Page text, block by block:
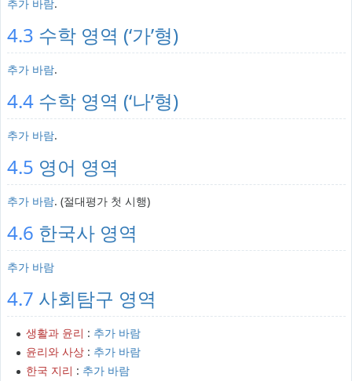
추가 바람.
4.3 수학 영역 (‘가’형)
추가 바람.
4.4 수학 영역 (‘나’형)
추가 바람.
4.5 영어 영역
추가 바람. (절대평가 첫 시행)
4.6 한국사 영역
추가 바람
4.7 사회탐구 영역
생활과 윤리 : 추가 바람
윤리와 사상: 추가 바람
한국 지리 : 추가 바람